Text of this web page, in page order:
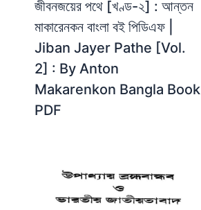
জীবনজয়ের পথে [খণ্ড-২] : আন্তন
মাকারেনকন বাংলা বই পিডিএফ |
Jiban Jayer Pathe [Vol.
2] : By Anton
Makarenkon Bangla Book
PDF